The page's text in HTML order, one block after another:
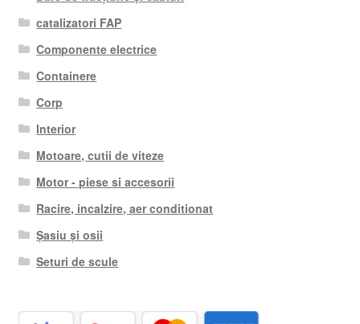
catalizatori FAP
Componente electrice
Containere
Corp
Interior
Motoare, cutii de viteze
Motor - piese si accesorii
Racire, incalzire, aer conditionat
Șasiu și osii
Seturi de scule